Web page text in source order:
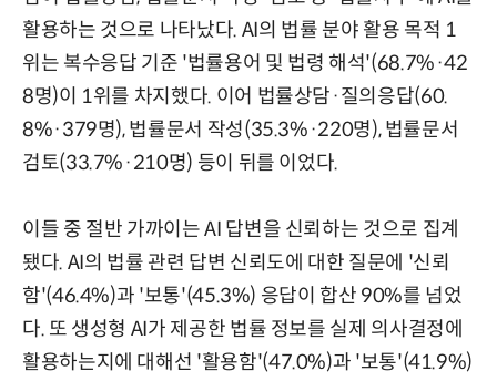
활용하는 것으로 나타났다. AI의 법률 분야 활용 목적 1
위는 복수응답 기준 '법률용어 및 법령 해석'(68.7%·42
8명)이 1위를 차지했다. 이어 법률상담·질의응답(60.
8%·379명), 법률문서 작성(35.3%·220명), 법률문서
검토(33.7%·210명) 등이 뒤를 이었다.
이들 중 절반 가까이는 AI 답변을 신뢰하는 것으로 집계
됐다. AI의 법률 관련 답변 신뢰도에 대한 질문에 '신뢰
함'(46.4%)과 '보통'(45.3%) 응답이 합산 90%를 넘었
다. 또 생성형 AI가 제공한 법률 정보를 실제 의사결정에
활용하는지에 대해선 '활용함'(47.0%)과 '보통'(41.9%)